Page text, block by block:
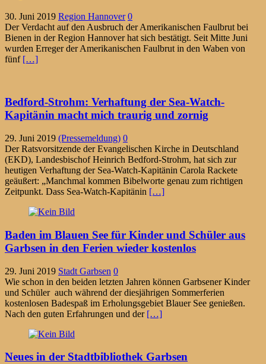
30. Juni 2019 Region Hannover 0
Der Verdacht auf den Ausbruch der Amerikanischen Faulbrut bei
Bienen in der Region Hannover hat sich bestätigt. Seit Mitte Juni
wurden Erreger der Amerikanischen Faulbrut in den Waben von
fünf […]
Bedford-Strohm: Verhaftung der Sea-Watch-
Kapitänin macht mich traurig und zornig
29. Juni 2019 (Pressemeldung) 0
Der Ratsvorsitzende der Evangelischen Kirche in Deutschland
(EKD), Landesbischof Heinrich Bedford-Strohm, hat sich zur
heutigen Verhaftung der Sea-Watch-Kapitänin Carola Rackete
geäußert: „Manchmal kommen Bibelworte genau zum richtigen
Zeitpunkt. Dass Sea-Watch-Kapitänin […]
Baden im Blauen See für Kinder und Schüler aus
Garbsen in den Ferien wieder kostenlos
29. Juni 2019 Stadt Garbsen 0
Wie schon in den beiden letzten Jahren können Garbsener Kinder
und Schüler auch während der diesjährigen Sommerferien
kostenlosen Badespaß im Erholungsgebiet Blauer See genießen.
Nach den guten Erfahrungen und der […]
Neues in der Stadtbibliothek Garbsen